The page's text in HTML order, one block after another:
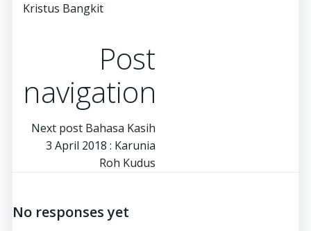
Kristus Bangkit
Post
navigation
Next post Bahasa Kasih
3 April 2018 : Karunia
Roh Kudus
No responses yet